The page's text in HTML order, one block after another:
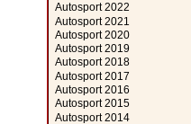
Autosport 2022
Autosport 2021
Autosport 2020
Autosport 2019
Autosport 2018
Autosport 2017
Autosport 2016
Autosport 2015
Autosport 2014